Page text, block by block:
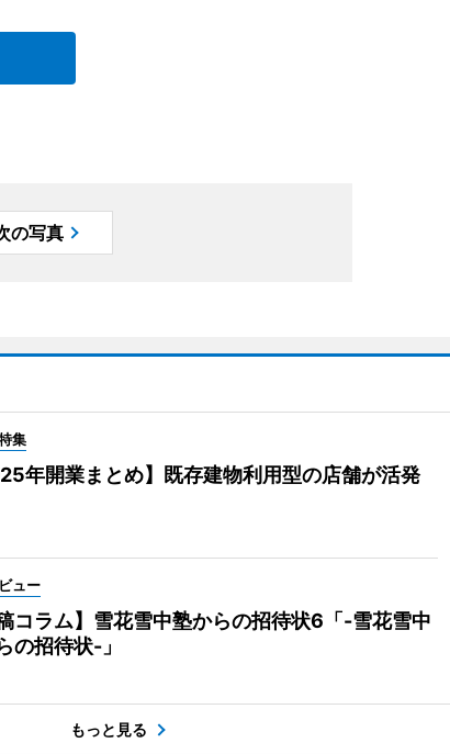
の写真
集
年開業まとめ】既存建物利用型の店舗が活発
ュー
稿コラム】雪花雪中塾からの招待状6「-雪花雪中
の招待状-」
もっと見る